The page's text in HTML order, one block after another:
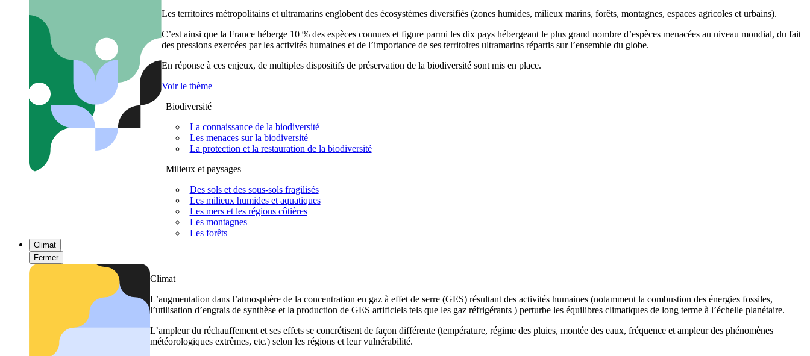
Les territoires métropolitains et ultramarins englobent des écosystèmes diversifiés (zones humides, milieux marins, forêts, montagnes, espaces agricoles et urbains).
C’est ainsi que la France héberge 10 % des espèces connues et figure parmi les dix pays hébergeant le plus grand nombre d’espèces menacées au niveau mondial, du fait
des pressions exercées par les activités humaines et de l’importance de ses territoires ultramarins répartis sur l’ensemble du globe.
En réponse à ces enjeux, de multiples dispositifs de préservation de la biodiversité sont mis en place.
Voir le thème
Biodiversité
La connaissance de la biodiversité
Les menaces sur la biodiversité
La protection et la restauration de la biodiversité
Milieux et paysages
Des sols et des sous-sols fragilisés
Les milieux humides et aquatiques
Les mers et les régions côtières
Les montagnes
Les forêts
Climat
Fermer
Climat
L’augmentation dans l’atmosphère de la concentration en gaz à effet de serre (GES) résultant des activités humaines (notamment la combustion des énergies fossiles,
l’utilisation d’engrais de synthèse et la production de GES artificiels tels que les gaz réfrigérants ) perturbe les équilibres climatiques de long terme à l’échelle planétaire.
L’ampleur du réchauffement et ses effets se concrétisent de façon différente (température, régime des pluies, montée des eaux, fréquence et ampleur des phénomènes
météorologiques extrêmes, etc.) selon les régions et leur vulnérabilité.